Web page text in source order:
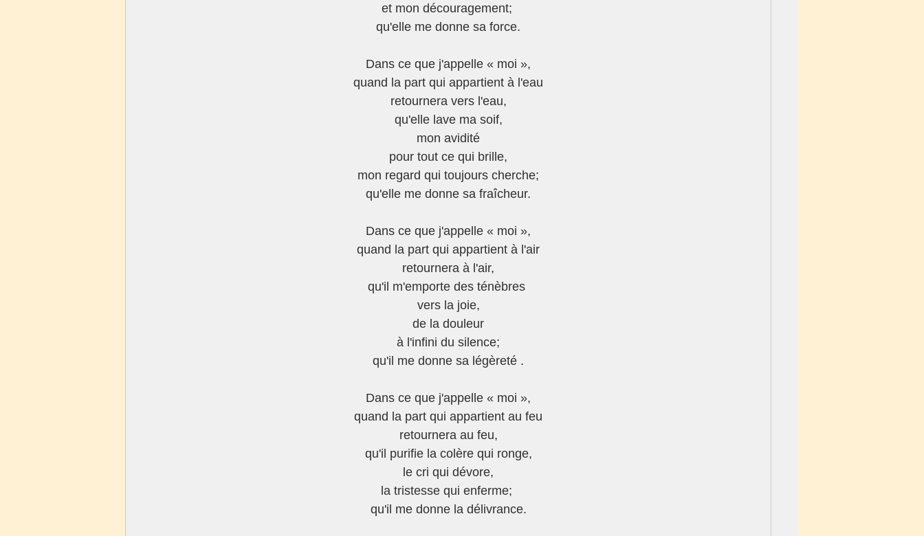
et mon découragement;
qu'elle me donne sa force.
Dans ce que j'appelle « moi »,
quand la part qui appartient à l'eau
retournera vers l'eau,
qu'elle lave ma soif,
mon avidité
pour tout ce qui brille,
mon regard qui toujours cherche;
qu'elle me donne sa fraîcheur.
Dans ce que j'appelle « moi »,
quand la part qui appartient à l'air
retournera à l'air,
qu'il m'emporte des ténèbres
vers la joie,
de la douleur
à l'infini du silence;
qu'il me donne sa légèreté .
Dans ce que j'appelle « moi »,
quand la part qui appartient au feu
retournera au feu,
qu'il purifie la colère qui ronge,
le cri qui dévore,
la tristesse qui enferme;
qu'il me donne la délivrance.